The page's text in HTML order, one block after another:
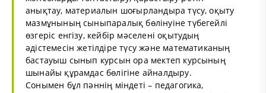
анықтау, материалын шоғырландыра түсу, оқыту
мазмұнының сыныпаралық бөлінуіне түбегейлі
өзгеріс енгізу, кейбір мәселені оқытудың
әдістемесін жетілдіре түсу және математиканың
бастауыш сынып курсын ора мектеп курсының
шынайы құрамдас бөлігіне айналдыру.
Сонымен бұл пәннің міндеті – педагогика,